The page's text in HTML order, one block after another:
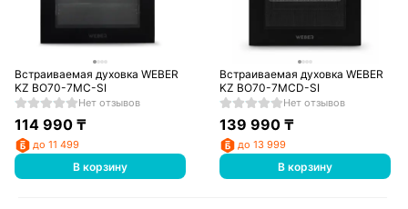
Встраиваемая духовка WEBER
KZ BO70-7MC-SI
Нет отзывов
114 990₸
до 11 499
В корзину
Встраиваемая духовка WEBER
KZ BO70-7MCD-SI
Нет отзывов
139 990 ₸
до 13 999
В корзину